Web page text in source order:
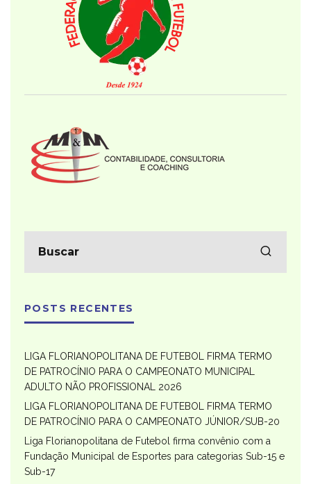
POSTS RECENTES
LIGA FLORIANOPOLITANA DE FUTEBOL FIRMA TERMO
DE PATROCÍNIO PARA O CAMPEONATO MUNICIPAL
ADULTO NÃO PROFISSIONAL 2026
LIGA FLORIANOPOLITANA DE FUTEBOL FIRMA TERMO
DE PATROCÍNIO PARA O CAMPEONATO JÚNIOR/SUB-20
Liga Florianopolitana de Futebol firma convênio com a
Fundação Municipal de Esportes para categorias Sub-15 e
Sub-17